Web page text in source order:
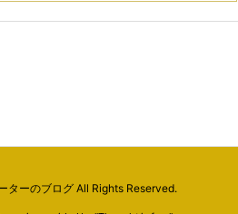
ターのブログ All Rights Reserved.